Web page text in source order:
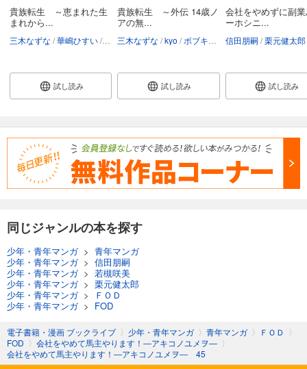
会社をやめて馬主やります！ ― アキコノユメヲ ― 73
カート
110円 (税込)
試し読み
あらすじを表示する
110円 (税込)
あらすじを表示する
会社をやめて馬主やります！ ― アキコノユメヲ ― 76
カート
試し読み
貴族転生 ～恵まれた生
まれから...
三木なずな 華嶋ひすい 栗元健太郎
試し読み
貴族転生 ～外伝 14歳ノ
アの無...
三木なずな kyo ボブキャ 栗元健太郎
試し読み
会社をやめずに副
ーホシニ...
信田朋嗣 栗元健太郎
試し読み
同じジャンルの本を探す
少年・青年マンガ> 青年マンガ
少年・青年マンガ> 信田朋嗣
少年・青年マンガ> 若槻咲美
少年・青年マンガ> 栗元健太郎
少年・青年マンガ>
ＦＯＤ
少年・青年マンガ> FOD
電子書籍・漫画 ブックライブ 〉 少年・青年マンガ 〉 青年マンガ 〉 ＦＯＤ 〉
FOD 〉 会社をやめて馬主やります！―アキコノユメヲ― 〉
会社をやめて馬主やります！―アキコノユメヲ― 45